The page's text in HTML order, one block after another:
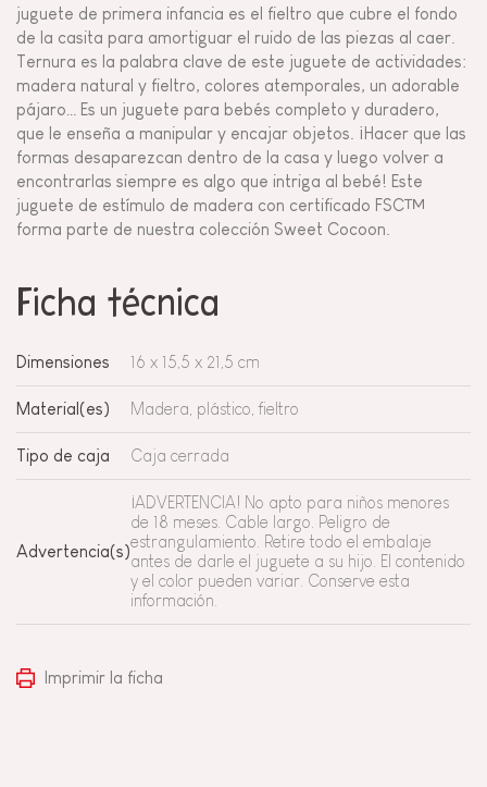
juguete de primera infancia es el fieltro que cubre el fondo
de la casita para amortiguar el ruido de las piezas al caer.
Ternura es la palabra clave de este juguete de actividades:
madera natural y fieltro, colores atemporales, un adorable
pájaro… Es un juguete para bebés completo y duradero,
que le enseña a manipular y encajar objetos. ¡Hacer que las
formas desaparezcan dentro de la casa y luego volver a
encontrarlas siempre es algo que intriga al bebé! Este
juguete de estímulo de madera con certificado FSC™
forma parte de nuestra colección Sweet Cocoon.
Ficha técnica
Dimensiones 16 x 15,5 x 21,5 cm
Material(es) Madera, plástico, fieltro
Tipo de caja Caja cerrada
Advertencia(s)
¡ADVERTENCIA! No apto para niños menores
de 18 meses. Cable largo. Peligro de
estrangulamiento. Retire todo el embalaje
antes de darle el juguete a su hijo. El contenido
y el color pueden variar. Conserve esta
información.
Imprimir la ficha